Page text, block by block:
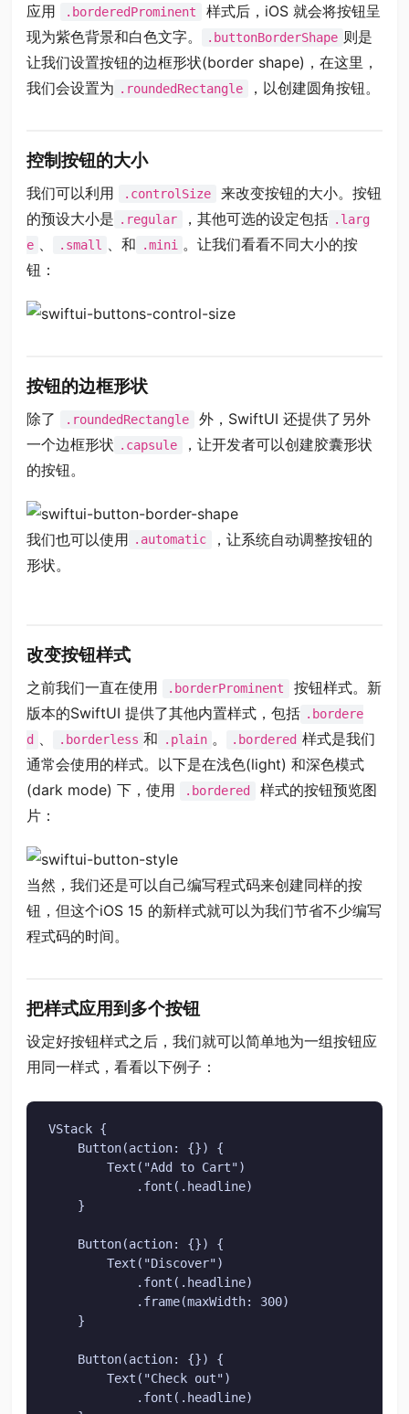
应用 .borderedProminent
样式后，iOS 就会将按钮呈
现为紫色背景和白色文字。
.buttonBorderShape 则是
让我们设置按钮的边框形状(border shape)，在这里，
我们会设置为 .roundedRectangle ，以创建圆角按钮。
控制按钮的大小
我们可以利用 .controlSize
来改变按钮的大小。按钮
的预设大小是 .regular ，其他可选的设定包括 .larg
e 、 .small 、和 .mini 。让我们看看不同大小的按
钮：
按钮的边框形状
除了 .roundedRectangle
外，SwiftUI 还提供了另外
一个边框形状 .capsule
，让开发者可以创建胶囊形状
的按钮。
我们也可以使用 .automatic
，让系统自动调整按钮的
形状。
改变按钮样式
之前我们一直在使用 .borderProminent
按钮样式。新
版本的SwiftUI 提供了其他内置样式，包括 .bordere
d 、 .borderless 和 .plain 。 .bordered 样式是我们
通常会使用的样式。以下是在浅色(light) 和深色模式
(dark mode) 下，使用
.bordered
样式的按钮预览图
片：
当然，我们还是可以自己编写程式码来创建同样的按
钮，但这个iOS 15 的新样式就可以为我们节省不少编写
程式码的时间。
把样式应用到多个按钮
设定好按钮样式之后，我们就可以简单地为一组按钮应
用同一样式，看看以下例子：
VStack {
    Button(action: {}) {
        Text("Add to Cart")
            .font(.headline)
    }
    Button(action: {}) {
        Text("Discover")
            .font(.headline)
            .frame(maxWidth: 300)
    }
    Button(action: {}) {
        Text("Check out")
            .font(.headline)